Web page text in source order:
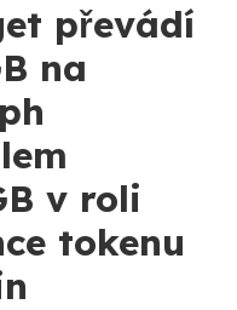
převádí
na
v roli
tokenu